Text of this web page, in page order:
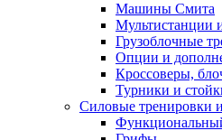
Машины Смита
Мультистанции
Грузоблочные
Опции и
Кроссоверы,
Турники и
Силовые тренировки